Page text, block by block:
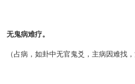
无鬼病难疗。
（占病，如卦中无官鬼爻，主病因难找